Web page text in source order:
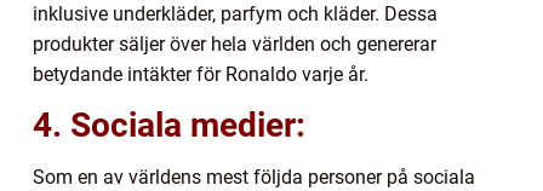
inklusive underkläder, parfym och kläder. Dessa
produkter säljer över hela världen och genererar
betydande intäkter för Ronaldo varje år.
4. Sociala medier:
Som en av världens mest följda personer på sociala